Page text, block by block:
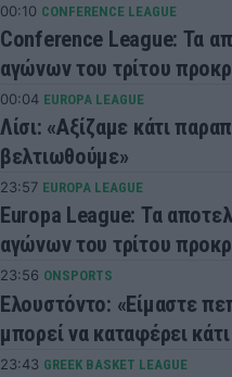
00:10 CONFERENCE LEAGUE
Conference League: Τα
αγώνων του τρίτου
00:04 EUROPA LEAGUE
Λίσι: «Αξίζαμε κάτι
βελτιωθούμε»
23:57 EUROPA LEAGUE
Europa League: Τα
αγώνων του τρίτου
23:56 ONSPORTS
Ελουστόντο: «Είμαστε
μπορεί να καταφέρει
23:43 GREEK BASKET LEAGUE